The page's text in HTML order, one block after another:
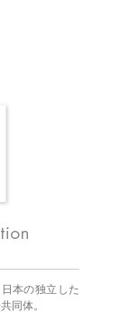
本の独立した
同体。